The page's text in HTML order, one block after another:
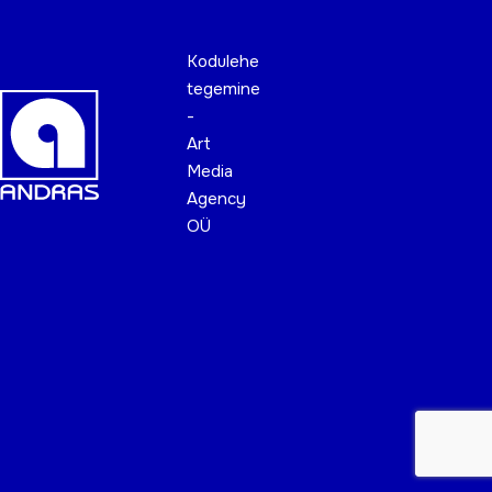
Kodulehe
tegemine
-
Art
Media
Agency
OÜ